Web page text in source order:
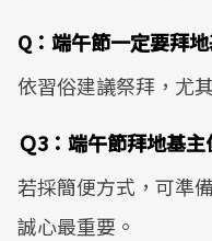
Q：端午節一定要拜
依習俗建議祭拜，尤
Ｑ3：端午節拜地基
若採簡便方式，可準備
誠心最重要。